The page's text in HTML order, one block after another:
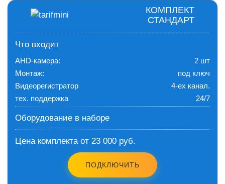
КОМПЛЕКТ
СТАНДАРТ
Что входит
AHD-камера:
2 шт
Монтаж:
под ключ
Видеорегистратор
4-ех канал.
тех. поддержка
24/7
Оборудование в наборе
Цена комплекта от 23 000 руб.
ПОДКЛЮЧИТЬ